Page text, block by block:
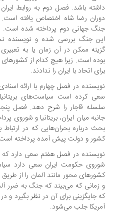
باشد. فصل دوم به روابط ایران با
رضا شاه اختصاص یافته است. فصل
جهانی دوم پرداخته شده است. در این
جنگ بررسی شده و نویسنده نشان
ممکن در آن زمان یا به تعبیری تنها
است. زیرا هیچ کدام از کشورهای
اتحاد با ایران را ندادند.
در فصل چهارم با ارائه اسنادی از
کرده است سیاست‌های بریتانیا در
قاجار را شرح دهد. فصل پنجم به
میان ایران، بریتانیا و شوروی
درباره بحران‌هایی که در ارتباط با
و دولت پیش آمده پرداخته است.
در فصل هفتم سعی دارد که علیرغم
حکومت ایران سعی دارد سیاست‌ها و
محور مانند آلمان را از طریق
که می‌بیند که جنگ به ضرر آلمان
جایگزینی برای آن در نظر بگیرد و در
جلب می‌شود.